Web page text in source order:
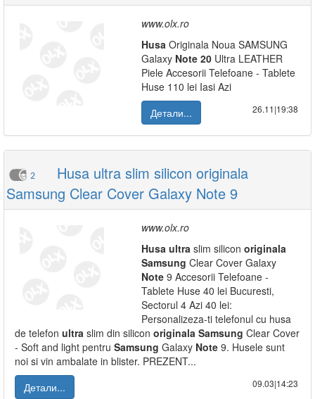
www.olx.ro
Husa Originala Noua SAMSUNG
Galaxy Note 20 Ultra LEATHER
Piele Accesorii Telefoane - Tablete
Huse 110 lei Iasi Azi
Детали...
26.11|19:38
2
Husa ultra slim silicon originala
Samsung Clear Cover Galaxy Note 9
www.olx.ro
Husa ultra slim silicon originala
Samsung Clear Cover Galaxy
Note 9 Accesorii Telefoane -
Tablete Huse 40 lei Bucuresti,
Sectorul 4 Azi 40 lei:
Personalizeza-ti telefonul cu husa
de telefon ultra slim din silicon originala Samsung Clear Cover
- Soft and light pentru Samsung Galaxy Note 9. Husele sunt
noi si vin ambalate in blister. PREZENT...
Детали...
09.03|14:23